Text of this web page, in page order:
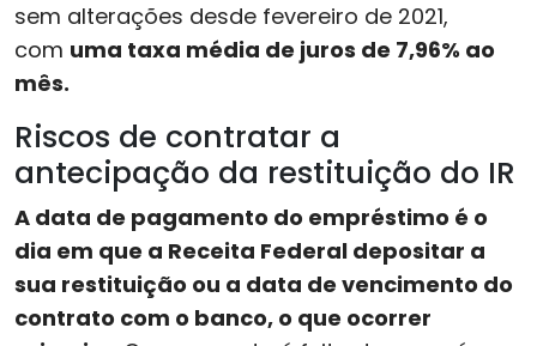
sem alterações desde fevereiro de 2021,
com uma taxa média de juros de 7,96% ao
mês.
Riscos de contratar a
antecipação da restituição do IR
A data de pagamento do empréstimo é o
dia em que a Receita Federal depositar a
sua restituição ou a data de vencimento do
contrato com o banco, o que ocorrer